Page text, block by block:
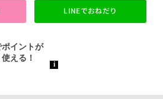
LINEでおねだり